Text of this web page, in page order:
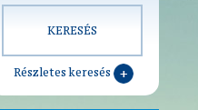
Részletes keresés